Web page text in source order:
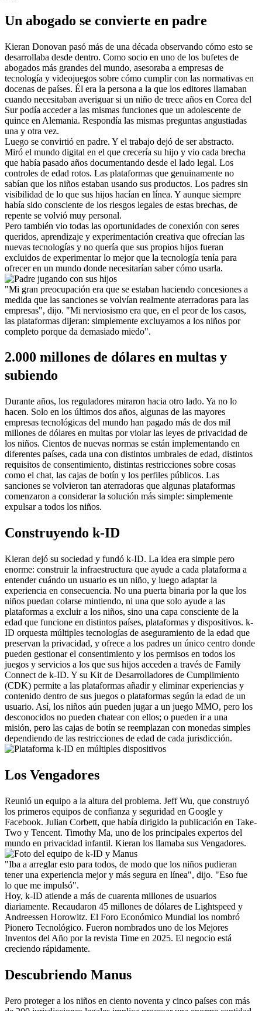
Un abogado se convierte en padre
Kieran Donovan pasó más de una década observando cómo esto se
desarrollaba desde dentro. Como socio en uno de los bufetes de
abogados más grandes del mundo, asesoraba a empresas de
tecnología y videojuegos sobre cómo cumplir con las normativas en
docenas de países. Él era la persona a la que los editores llamaban
cuando necesitaban averiguar si un niño de trece años en Corea del
Sur podía acceder a las mismas funciones que un adolescente de
quince en Alemania. Respondía las mismas preguntas angustiadas
una y otra vez.
Luego se convirtió en padre. Y el trabajo dejó de ser abstracto.
Miró el mundo digital en el que crecería su hijo y vio cada brecha
que había pasado años documentando desde el lado legal. Los
controles de edad rotos. Las plataformas que genuinamente no
sabían que los niños estaban usando sus productos. Los padres sin
visibilidad de lo que sus hijos hacían en línea. Y aunque siempre
había sido consciente de los riesgos legales de estas brechas, de
repente se volvió muy personal.
Pero también vio todas las oportunidades de conexión con seres
queridos, aprendizaje y experimentación creativa que ofrecían las
nuevas tecnologías y no quería que sus propios hijos fueran
excluidos de experimentar lo mejor que la tecnología tenía para
ofrecer en un mundo donde necesitarían saber cómo usarla.
"Mi gran preocupación era que se estaban haciendo concesiones a
medida que las sanciones se volvían realmente aterradoras para las
empresas", dijo. "Mi nerviosismo era que, en el peor de los casos,
las plataformas dijeran: simplemente excluyamos a los niños por
completo porque da demasiado miedo".
2.000 millones de dólares en multas y
subiendo
Durante años, los reguladores miraron hacia otro lado. Ya no lo
hacen. Solo en los últimos dos años, algunas de las mayores
empresas tecnológicas del mundo han pagado más de dos mil
millones de dólares en multas por violar las leyes de privacidad de
los niños. Cientos de nuevas normas se están implementando en
diferentes países, cada una con distintos umbrales de edad, distintos
requisitos de consentimiento, distintas restricciones sobre cosas
como el chat, las cajas de botín y los perfiles públicos. Las
sanciones se volvieron tan aterradoras que algunas plataformas
comenzaron a considerar la solución más simple: simplemente
expulsar a todos los niños.
Construyendo k-ID
Kieran dejó su sociedad y fundó k-ID. La idea era simple pero
enorme: construir la infraestructura que ayude a cada plataforma a
entender cuándo un usuario es un niño, y luego adaptar la
experiencia en consecuencia. No una puerta binaria por la que los
niños puedan colarse mintiendo, ni una que solo ayude a las
plataformas a excluir a los niños, sino una capa consciente de la
edad que funcione en distintos países, plataformas y dispositivos. k-
ID orquesta múltiples tecnologías de aseguramiento de la edad que
preservan la privacidad, y ofrece a los padres un único centro donde
pueden gestionar el consentimiento y los permisos en todos los
juegos y servicios a los que sus hijos acceden a través de Family
Connect de k-ID. Y su Kit de Desarrolladores de Cumplimiento
(CDK) permite a las plataformas añadir y eliminar experiencias y
contenido dentro de sus juegos o plataformas según la edad de un
usuario. Así, los niños aún pueden jugar a un juego MMO, pero los
desconocidos no pueden chatear con ellos; o pueden ir a una
misión, pero las cajas de botín se reemplazan con monedas simples
dependiendo de las restricciones de edad de cada jurisdicción.
Los Vengadores
Reunió un equipo a la altura del problema. Jeff Wu, que construyó
los primeros equipos de confianza y seguridad en Google y
Facebook. Julian Corbett, que había dirigido la publicación en Take-
Two y Tencent. Timothy Ma, uno de los principales expertos del
mundo en privacidad infantil. Kieran los llamaba sus Vengadores.
"Iba a arreglar esto para todos, de modo que los niños pudieran
tener una experiencia mejor y más segura en línea", dijo. "Eso fue
lo que me impulsó".
Hoy, k-ID atiende a más de cuarenta millones de usuarios
diariamente. Recaudaron 45 millones de dólares de Lightspeed y
Andreessen Horowitz. El Foro Económico Mundial los nombró
Pionero Tecnológico. Fueron nombrados uno de los Mejores
Inventos del Año por la revista Time en 2025. El negocio está
creciendo rápidamente.
Descubriendo Manus
Pero proteger a los niños en ciento noventa y cinco países con más